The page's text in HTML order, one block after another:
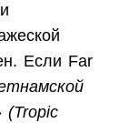
Если Far
(Tropic